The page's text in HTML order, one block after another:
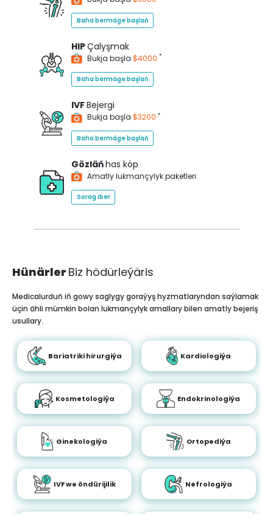
Baha bermäge başlaň
HIPÇalyşmak
Bukja başla $4000 *
Baha bermäge başlaň
IVFBejergi
Bukja başla $3200 *
Baha bermäge başlaň
Gözläňhas köp
Amatly lukmançylyk paketleri
Sorag iber
Hünärler Biz hödürleýäris
Medicalurduň iň gowy saglygy goraýyş hyzmatlaryndan saýlamak
üçin ähli mümkin bolan lukmançylyk amallary bilen amatly bejeriş
usullary.
Bariatriki hirurgiýa Kardiologiýa
Kosmetologiýa Endokrinologiýa
Ginekologiýa Ortopediýa
IVF we öndürijilik Nefrologiýa